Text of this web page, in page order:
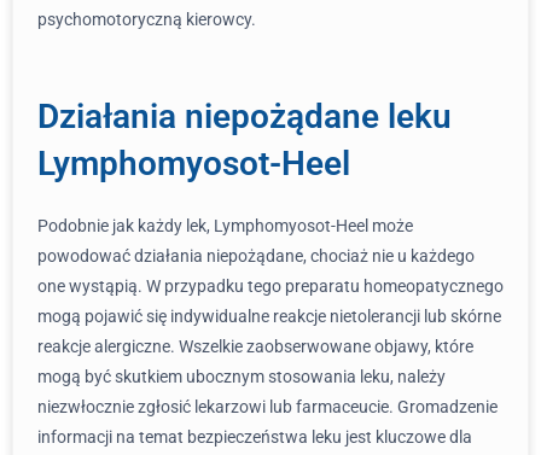
psychomotoryczną kierowcy.
Działania niepożądane leku
Lymphomyosot-Heel
Podobnie jak każdy lek, Lymphomyosot-Heel może
powodować działania niepożądane, chociaż nie u każdego
one wystąpią. W przypadku tego preparatu homeopatycznego
mogą pojawić się indywidualne reakcje nietolerancji lub skórne
reakcje alergiczne. Wszelkie zaobserwowane objawy, które
mogą być skutkiem ubocznym stosowania leku, należy
niezwłocznie zgłosić lekarzowi lub farmaceucie. Gromadzenie
informacji na temat bezpieczeństwa leku jest kluczowe dla